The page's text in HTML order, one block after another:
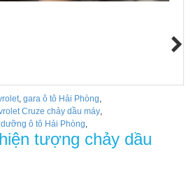
gara ô tô Hải Phòng
Cruze chảy dầu máy
ô tô Hải Phòng
tượng chảy dầu